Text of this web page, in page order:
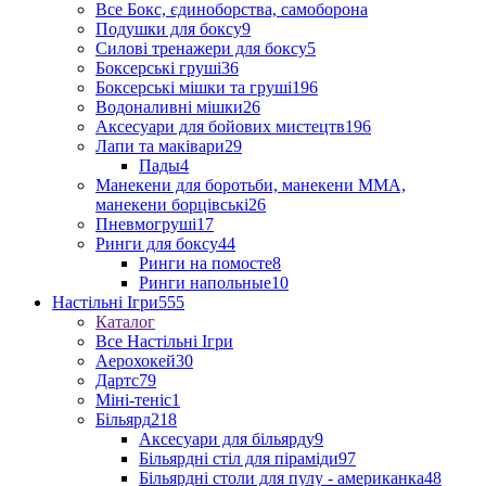
Все Бокс, єдиноборства, самоборона
Подушки для боксу9
Силові тренажери для боксу5
Боксерські груші36
Боксерські мішки та груші196
Водоналивні мішки26
Аксесуари для бойових мистецтв196
Лапи та маківари29
Пады4
Манекени для боротьби, манекени ММА,
манекени борцівські26
Пневмогруші17
Ринги для боксу44
Ринги на помосте8
Ринги напольные10
Настільні Ігри555
Каталог
Все Настільні Ігри
Аерохокей30
Дартс79
Міні-теніс1
Більярд218
Аксесуари для більярду9
Більярдні стіл для піраміди97
Більярдні столи для пулу - американка48